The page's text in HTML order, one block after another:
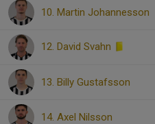
10. Martin Johannesson
12. David Svahn
13. Billy Gustafsson
14. Axel Nilsson